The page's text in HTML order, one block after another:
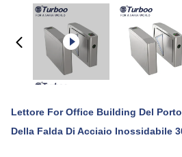
Lettore For Office Building Del
Della Falda Di Acciaio Inossidabile